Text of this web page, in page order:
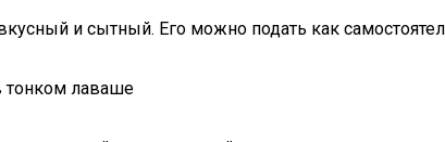
и сытный. Его можно подать как
тонком лаваше